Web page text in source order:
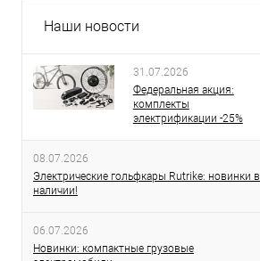
Наши новости
31.07.2026
Федеральная акция:
комплекты
электрификации -25%
08.07.2026
Электрические гольфкары Rutrike: новинки в
наличии!
06.07.2026
Новинки: компактные грузовые